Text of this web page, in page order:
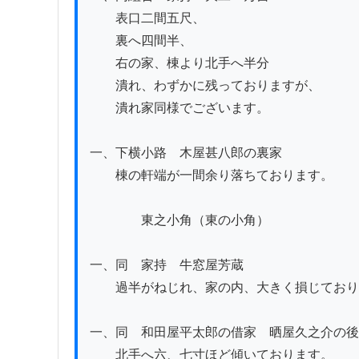
表口二間五尺、
裏へ四間半、
右の家、棟より北手へ半分
潰れ、わずかに残っておりますが、
潰れ家同様でございます。
一、下横小路　木屋甚八郎の裏家
棟の軒端が一間余り落ちております。
東之小角（東の小角）
一、同　家持　牛窓屋芳蔵
過半がねじれ、家の内、大きく損じており
一、同　和田屋平太郎の借家　晒屋久之介の
北手へ六、七寸ほど傾いております。